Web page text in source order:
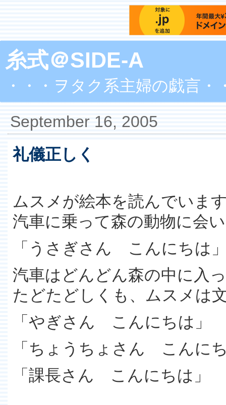
糸式＠SIDE-A
・・・ヲタク系主婦の戯言・
September 16, 2005
礼儀正しく
ムスメが絵本を読んでいま
汽車に乗って森の動物に会
「うさぎさん こんにちは
汽車はどんどん森の中に入
たどたどしくも、ムスメは
「やぎさん こんにちは」
「ちょうちょさん こんに
「課長さん こんにちは」